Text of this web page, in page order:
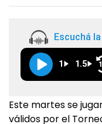
Escuchá
1 1.5
Este martes se
válidos por el